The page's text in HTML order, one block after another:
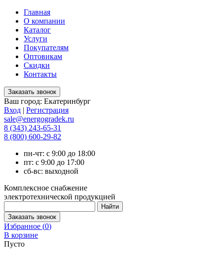
Главная
О компании
Каталог
Услуги
Покупателям
Оптовикам
Скидки
Контакты
Ваш город: Екатеринбург
Вход | Регистрация
sale@energogradek.ru
8 (343) 243-65-31
8 (800) 600-29-82
пн-чт: с 9:00 до 18:00
пт: с 9:00 до 17:00
сб-вс: выходной
Комплексное снабжение
электротехнической продукцией
Избранное (0)
В корзине
Пусто